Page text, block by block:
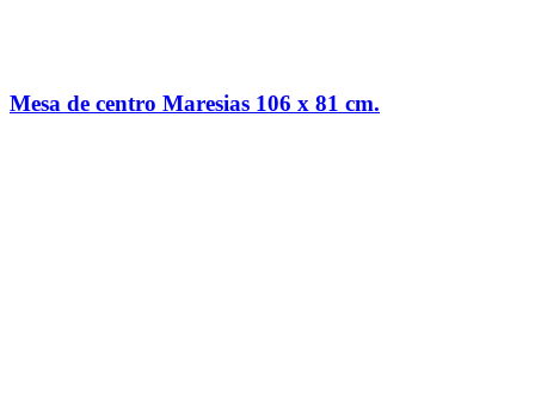
Mesa de centro Maresias 106 x 81 cm.